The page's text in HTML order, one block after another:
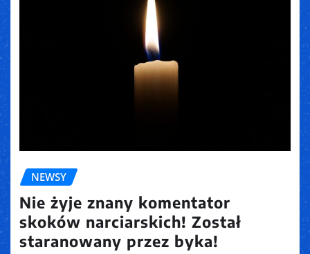
NEWSY
Nie żyje znany komentator
skoków narciarskich! Został
staranowany przez byka!